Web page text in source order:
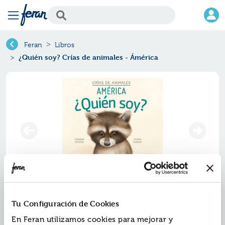
Tu Configuración de Cookies
En Feran utilizamos cookies para mejorar y
Feran Libros
¿Quién soy? Crías de animales - Ámérica
Ámérica